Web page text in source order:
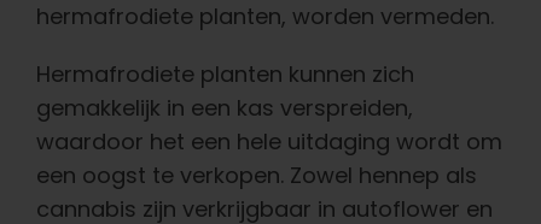
Nederlands
Zoeken:
hermafrodiete planten, worden vermeden.
Hermafrodiete planten kunnen zich
gemakkelijk in een kas verspreiden,
waardoor het een hele uitdaging wordt om
een oogst te verkopen. Zowel hennep als
cannabis zijn verkrijgbaar in autoflower en